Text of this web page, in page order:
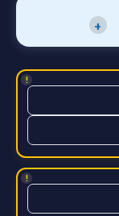
+
!
!